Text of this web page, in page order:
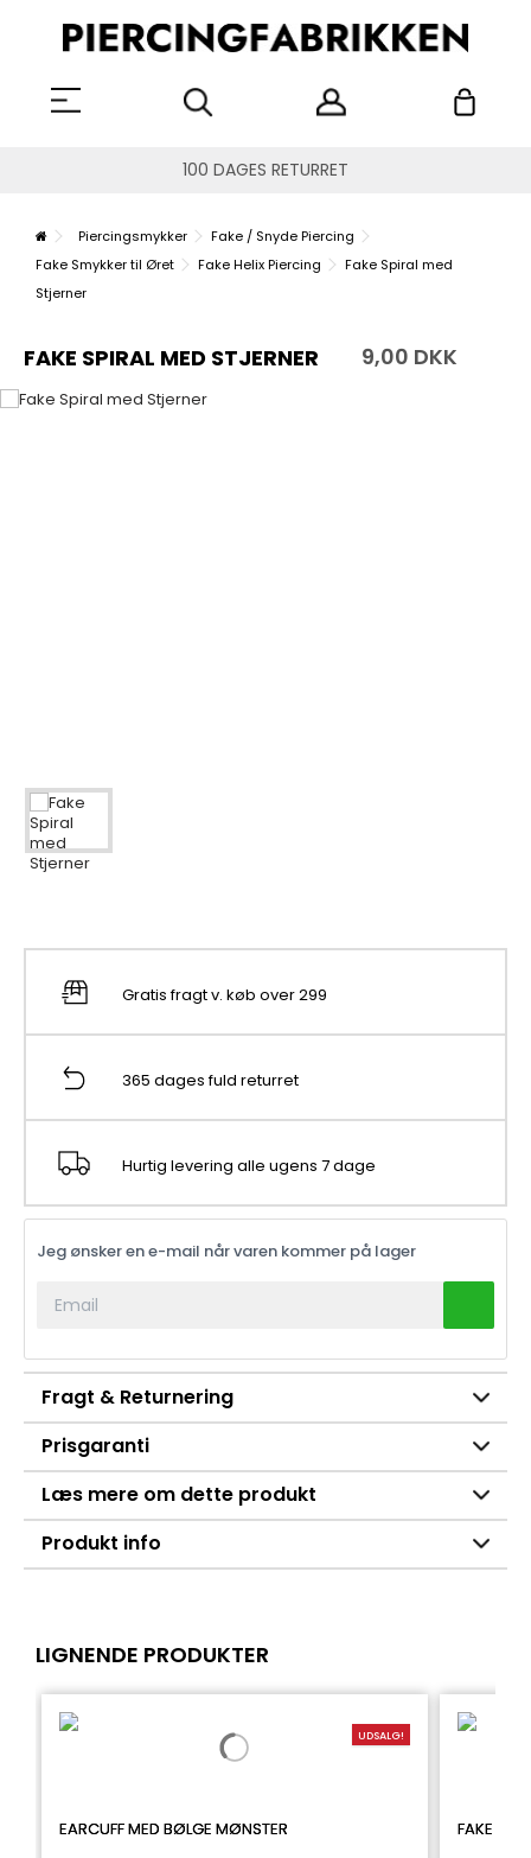
100 DAGES RETURRET
Piercingsmykker
Fake / Snyde Piercing
Fake Smykker til Øret
Fake Helix Piercing
Fake Spiral med
Stjerner
FAKE SPIRAL MED STJERNER 9,00 DKK
Gratis fragt v. køb over 299
365 dages fuld returret
Hurtig levering alle ugens 7 dage
Jeg ønsker en e-mail når varen kommer på lager
Fragt & Returnering
Prisgaranti
Læs mere om dette produkt
Produkt info
LIGNENDE PRODUKTER
UDSALG!
EARCUFF MED BØLGE MØNSTER FAKE